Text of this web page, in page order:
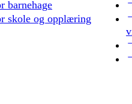
barnehage
skole og opplæring